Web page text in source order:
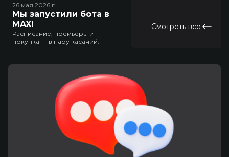
26 мая 2026 г.
Мы запустили бота в
MAX!
Расписание, премьеры и
покупка — в пару касаний.
Смотреть все